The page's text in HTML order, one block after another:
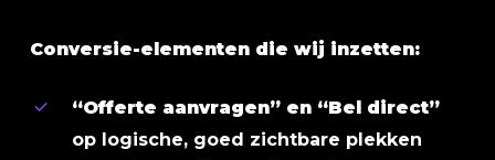
Conversie-elementen die wij inzetten:
“Offerte aanvragen” en “Bel direct”
op logische, goed zichtbare plekken